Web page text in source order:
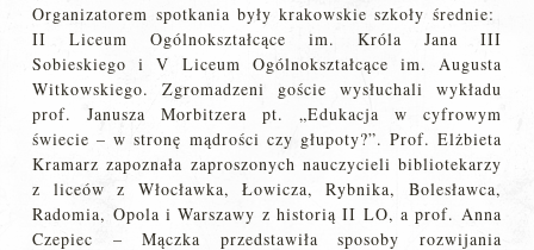
Organizatorem spotkania były krakowskie szkoły średnie:
II Liceum Ogólnokształcące im. Króla Jana III
Sobieskiego i V Liceum Ogólnokształcące im. Augusta
Witkowskiego. Zgromadzeni goście wysłuchali wykładu
prof. Janusza Morbitzera pt. „Edukacja w cyfrowym
świecie – w stronę mądrości czy głupoty?”. Prof. Elżbieta
Kramarz zapoznała zaproszonych nauczycieli bibliotekarzy
z liceów z Włocławka, Łowicza, Rybnika, Bolesławca,
Radomia, Opola i Warszawy z historią II LO, a prof. Anna
Czepiec – Mączka przedstawiła sposoby rozwijania